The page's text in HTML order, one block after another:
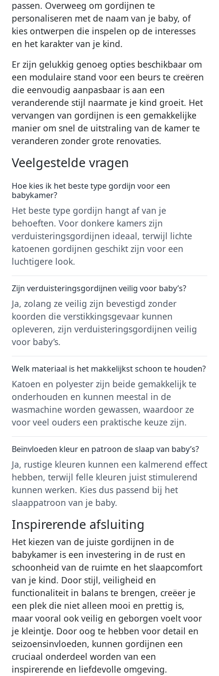
passen. Overweeg om gordijnen te
personaliseren met de naam van je baby, of
kies ontwerpen die inspelen op de interesses
en het karakter van je kind.
Er zijn gelukkig genoeg opties beschikbaar om
een modulaire stand voor een beurs te creëren
die eenvoudig aanpasbaar is aan een
veranderende stijl naarmate je kind groeit. Het
vervangen van gordijnen is een gemakkelijke
manier om snel de uitstraling van de kamer te
veranderen zonder grote renovaties.
Veelgestelde vragen
Hoe kies ik het beste type gordijn voor een
babykamer?
Het beste type gordijn hangt af van je
behoeften. Voor donkere kamers zijn
verduisteringsgordijnen ideaal, terwijl lichte
katoenen gordijnen geschikt zijn voor een
luchtigere look.
Zijn verduisteringsgordijnen veilig voor baby’s?
Ja, zolang ze veilig zijn bevestigd zonder
koorden die verstikkingsgevaar kunnen
opleveren, zijn verduisteringsgordijnen veilig
voor baby’s.
Welk materiaal is het makkelijkst schoon te houden?
Katoen en polyester zijn beide gemakkelijk te
onderhouden en kunnen meestal in de
wasmachine worden gewassen, waardoor ze
voor veel ouders een praktische keuze zijn.
Beïnvloeden kleur en patroon de slaap van baby’s?
Ja, rustige kleuren kunnen een kalmerend effect
hebben, terwijl felle kleuren juist stimulerend
kunnen werken. Kies dus passend bij het
slaappatroon van je baby.
Inspirerende afsluiting
Het kiezen van de juiste gordijnen in de
babykamer is een investering in de rust en
schoonheid van de ruimte en het slaapcomfort
van je kind. Door stijl, veiligheid en
functionaliteit in balans te brengen, creëer je
een plek die niet alleen mooi en prettig is,
maar vooral ook veilig en geborgen voelt voor
je kleintje. Door oog te hebben voor detail en
seizoensinvloeden, kunnen gordijnen een
cruciaal onderdeel worden van een
inspirerende en liefdevolle omgeving.